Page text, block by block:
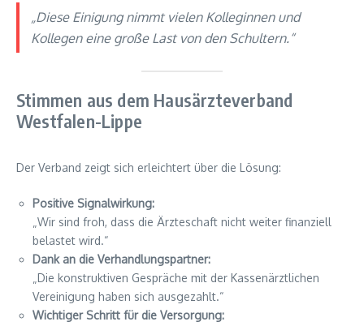
„Diese Einigung nimmt vielen Kolleginnen und
Kollegen eine große Last von den Schultern.“
Stimmen aus dem Hausärzteverband
Westfalen-Lippe
Der Verband zeigt sich erleichtert über die Lösung:
Positive Signalwirkung:
„Wir sind froh, dass die Ärzteschaft nicht weiter finanziell
belastet wird.“
Dank an die Verhandlungspartner:
„Die konstruktiven Gespräche mit der Kassenärztlichen
Vereinigung haben sich ausgezahlt.“
Wichtiger Schritt für die Versorgung: